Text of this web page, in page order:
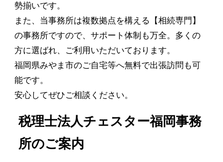
勢揃いです。
また、当事務所は複数拠点を構える【相続専門】
の事務所ですので、サポート体制も万全。多くの
方に選ばれ、ご利用いただいております。
福岡県みやま市のご自宅等へ無料で出張訪問も可
能です。
安心してぜひご相談ください。
税理士法人チェスター福岡事務
所のご案内